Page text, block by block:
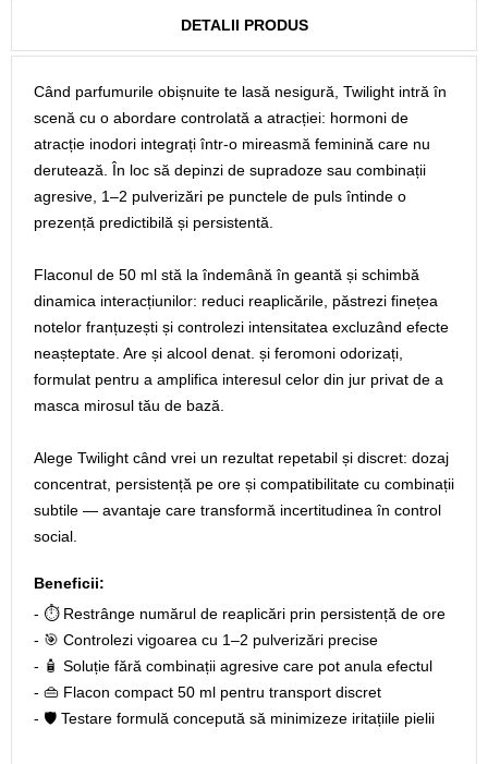
DETALII PRODUS
Când parfumurile obișnuite te lasă nesigură, Twilight intră în
scenă cu o abordare controlată a atracției: hormoni de
atracție inodori integrați într-o mireasmă feminină care nu
derutează. În loc să depinzi de supradoze sau combinații
agresive, 1–2 pulverizări pe punctele de puls întinde o
prezență predictibilă și persistentă.
Flaconul de 50 ml stă la îndemână în geantă și schimbă
dinamica interacțiunilor: reduci reaplicările, păstrezi finețea
notelor franțuzești și controlezi intensitatea excluzând efecte
neașteptate. Are și alcool denat. și feromoni odorizați,
formulat pentru a amplifica interesul celor din jur privat de a
masca mirosul tău de bază.
Alege Twilight când vrei un rezultat repetabil și discret: dozaj
concentrat, persistență pe ore și compatibilitate cu combinații
subtile — avantaje care transformă incertitudinea în control
social.
Beneficii:
- ⏱️ Restrânge numărul de reaplicări prin persistență de ore
- 🎯 Controlezi vigoarea cu 1–2 pulverizări precise
- 🧴 Soluție fără combinații agresive care pot anula efectul
- 👜 Flacon compact 50 ml pentru transport discret
- 🛡️ Testare formulă concepută să minimizeze iritațiile pielii